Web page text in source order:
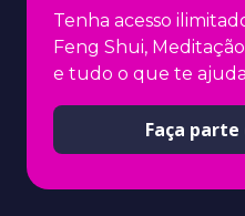
Tenha acesso
Feng Shui,
e tudo o que te
Faça parte